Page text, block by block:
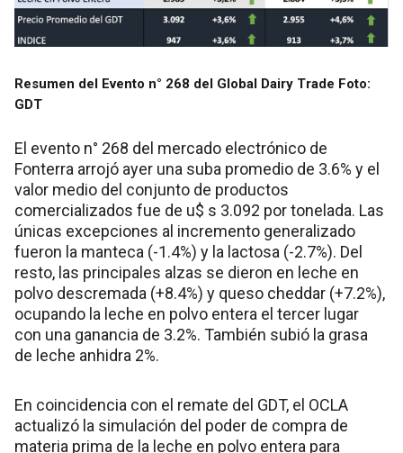
Resumen del Evento n° 268 del Global Dairy Trade Foto:
GDT
El evento n° 268 del mercado electrónico de
Fonterra arrojó ayer una suba promedio de 3.6% y el
valor medio del conjunto de productos
comercializados fue de u$ s 3.092 por tonelada. Las
únicas excepciones al incremento generalizado
fueron la manteca (-1.4%) y la lactosa (-2.7%). Del
resto, las principales alzas se dieron en leche en
polvo descremada (+8.4%) y queso cheddar (+7.2%),
ocupando la leche en polvo entera el tercer lugar
con una ganancia de 3.2%. También subió la grasa
de leche anhidra 2%.
En coincidencia con el remate del GDT, el OCLA
actualizó la simulación del poder de compra de
materia prima de la leche en polvo entera para